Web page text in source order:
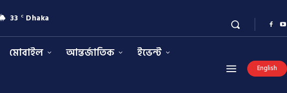
33 C Dhaka
মোবাইল আন্তর্জাতিক
ইভেন্ট
English